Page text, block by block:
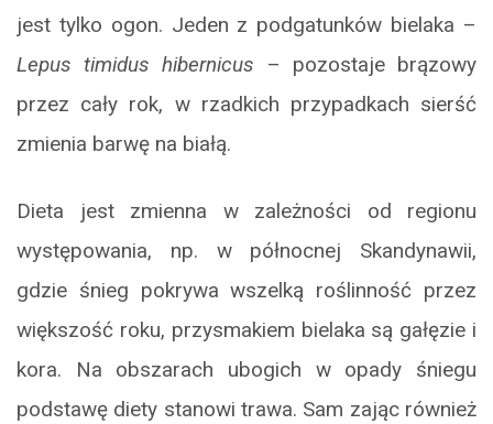
jest tylko ogon. Jeden z podgatunków bielaka –
Lepus timidus hibernicus – pozostaje brązowy
przez cały rok, w rzadkich przypadkach sierść
zmienia barwę na białą.
Dieta jest zmienna w zależności od regionu
występowania, np. w północnej Skandynawii,
gdzie śnieg pokrywa wszelką roślinność przez
większość roku, przysmakiem bielaka są gałęzie i
kora. Na obszarach ubogich w opady śniegu
podstawę diety stanowi trawa. Sam zając również